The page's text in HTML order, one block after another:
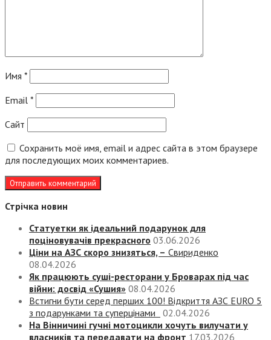
Имя *
Email *
Сайт
Сохранить моё имя, email и адрес сайта в этом браузере
для последующих моих комментариев.
Стрічка новин
Статуетки як ідеальний подарунок для
поціновувачів прекрасного 03.06.2026
Ціни на АЗС скоро знизяться, – Свириденко
08.04.2026
Як працюють суші-ресторани у Броварах під час
війни: досвід «Сушия» 08.04.2026
Встигни бути серед перших 100! Відкриття АЗС EURO 5
з подарунками та суперцінами
02.04.2026
На Вінничині гучні мотоцикли хочуть вилучати у
власників та передавати на фронт 17.03.2026